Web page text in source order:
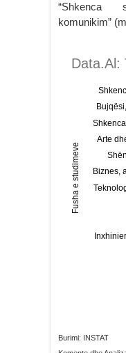
“Shkenca
komunikim”
Burimi: INSTAT